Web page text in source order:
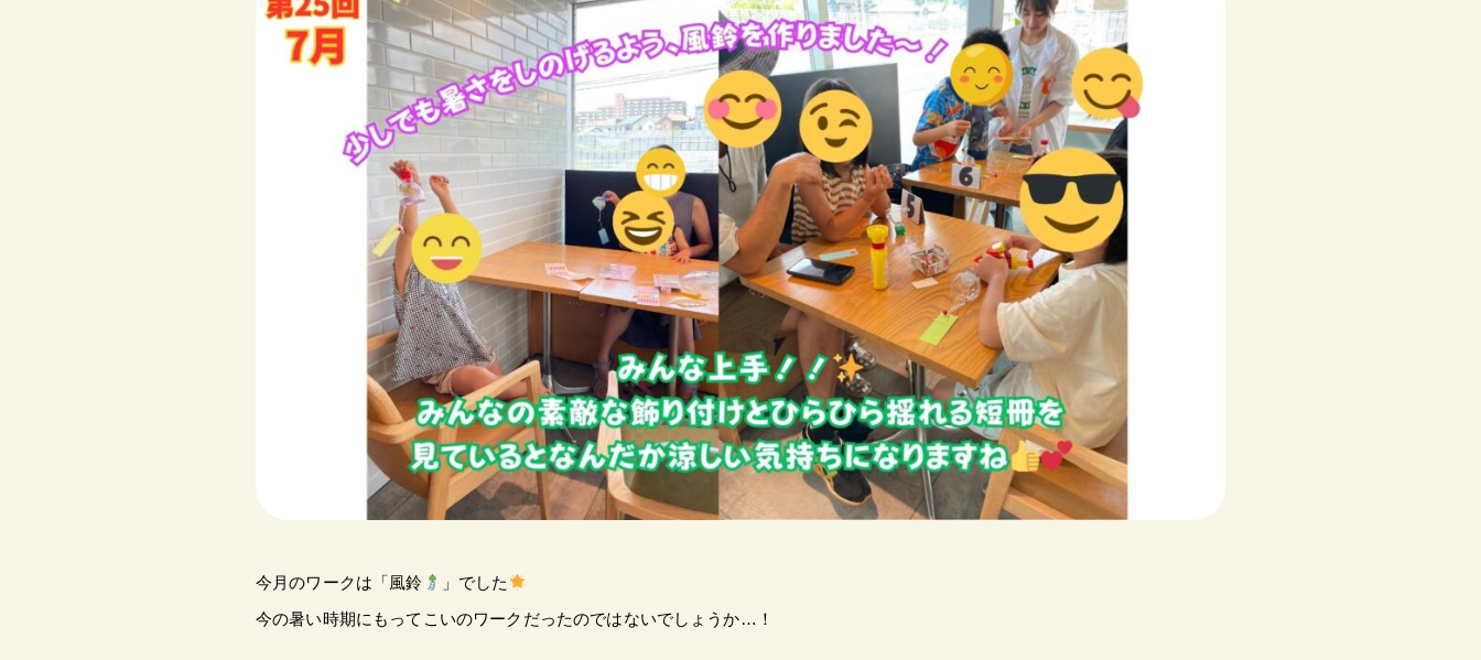
今月のワークは「風鈴
」でした
今の暑い時期にもってこいのワークだったのではないでしょうか…！